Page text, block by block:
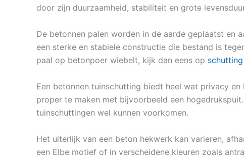
door zijn duurzaamheid, stabiliteit en grote
De betonnen palen worden in de aarde geplaatst en
een sterke en stabiele constructie die bestand is
paal op betonpoer wiebelt, kijk dan eens op
Een betonnen tuinschutting biedt heel wat privacy
proper te maken met bijvoorbeeld een
tuinschuttingen wel kunnen voorkomen.
Het uiterlijk van een beton hekwerk kan varieren,
een Elbe motief of in verscheidene kleuren zoals